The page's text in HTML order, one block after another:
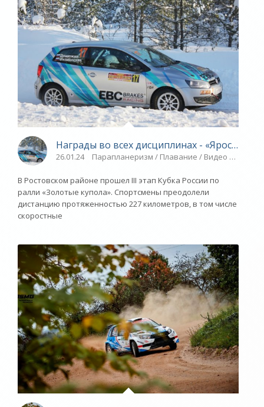
Награды во всех дисциплинах -
26.01.24 Парапланеризм / Плавание / Видео
В Ростовском районе прошел III этап Кубка России по
ралли «Золотые купола». Спортсмены преодолели
дистанцию протяженностью 227 километров, в том числе
скоростные